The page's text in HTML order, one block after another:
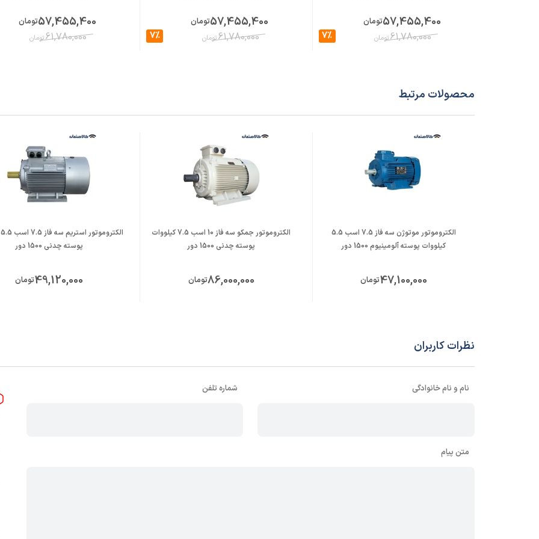
57,455,400تومان
61,780,000تومان 7%
57,455,400تومان
61,780,000تومان 7%
57,455,400تومان
61,780,000تومان
محصولات مرتبط
الکتروموتور موتوژن سه فاز 7.5 اسب 5.5
کیلووات پوسته آلومینیوم 1500 دور
47,100,000تومان
الکتروموتور جمکو سه فاز 10 اسب 7.5 کیلووات
پوسته چدنی 1500 دور
86,000,000تومان
پوسته چدنی 1500 دور
49,120,000تومان
نظرات کاربران
نام و نام خانوادگی شماره تلفن
متن پیام